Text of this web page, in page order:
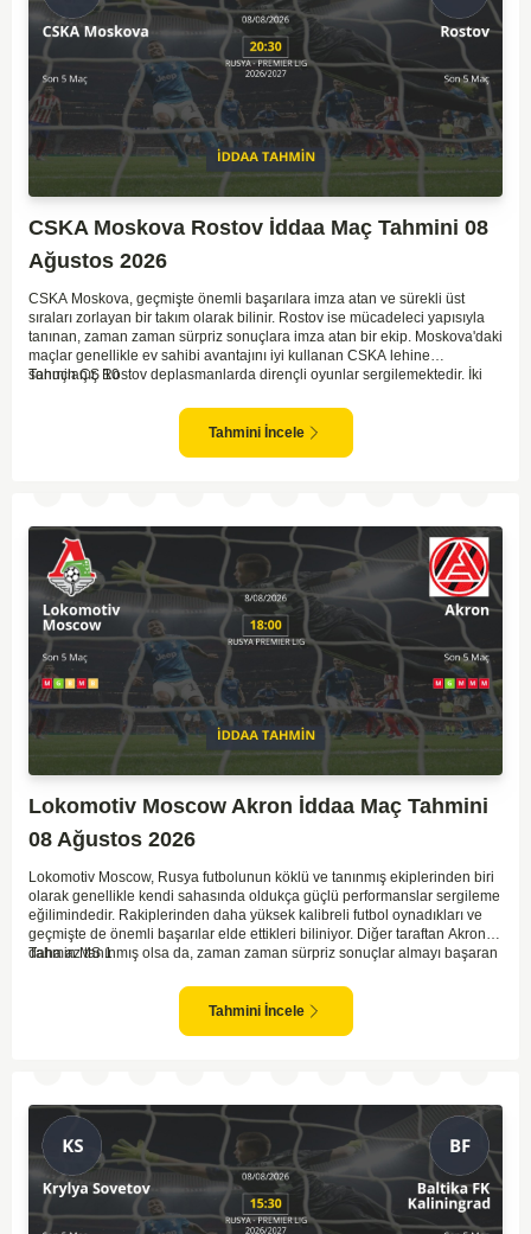
CSKA Moskova Rostov İddaa Maç Tahmini 08
Ağustos 2026
CSKA Moskova, geçmişte önemli başarılara imza atan ve sürekli üst
sıraları zorlayan bir takım olarak bilinir. Rostov ise mücadeleci yapısıyla
tanınan, zaman zaman sürpriz sonuçlara imza atan bir ekip. Moskova'daki
maçlar genellikle ev sahibi avantajını iyi kullanan CSKA lehine
sonuçlanır. Rostov deplasmanlarda dirençli oyunlar sergilemektedir. İki
göstermektedir. CSKA'nın evinde oynayacak olması ve genel istatistikler
göz önüne alındığında, CSKA'nın sahasında kolay kolay puan
kaybetmeyeceğini söyleyebiliriz.
Tahmin ÇŞ 10
Tahmini İncele
Lokomotiv Moscow Akron İddaa Maç Tahmini
08 Ağustos 2026
Lokomotiv Moscow, Rusya futbolunun köklü ve tanınmış ekiplerinden biri
olarak genellikle kendi sahasında oldukça güçlü performanslar sergileme
eğilimindedir. Rakiplerinden daha yüksek kalibreli futbol oynadıkları ve
geçmişte de önemli başarılar elde ettikleri biliniyor. Diğer taraftan Akron,
daha az tanınmış olsa da, zaman zaman sürpriz sonuçlar almayı başaran
ve güçlü ekipler karşısında istikrarlı bir performans sergilemekte
zorlanabilirler. Lokomotiv Moscow'un mevcut form durumunun ve evinde
oynama avantajının, bu karşılaşmada belirleyici olması muhtemel
Tahmin MS 1
Tahmini İncele